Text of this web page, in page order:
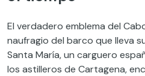
El verdadero emblema del
naufragio del barco que lleva
Santa María, un carguero
los astilleros de Cartagena,